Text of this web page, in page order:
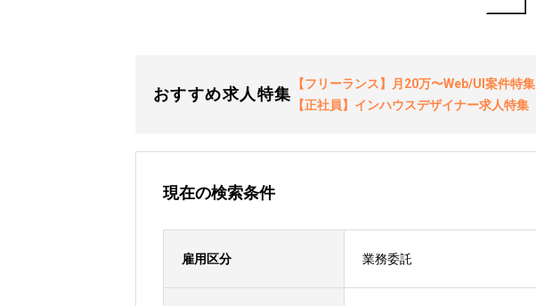
おすすめ求人特集
【フリーランス】月20万〜Web/UI案件特集
【正社員】インハウスデザイナー求人特集
現在の検索条件
雇用区分 業務委託